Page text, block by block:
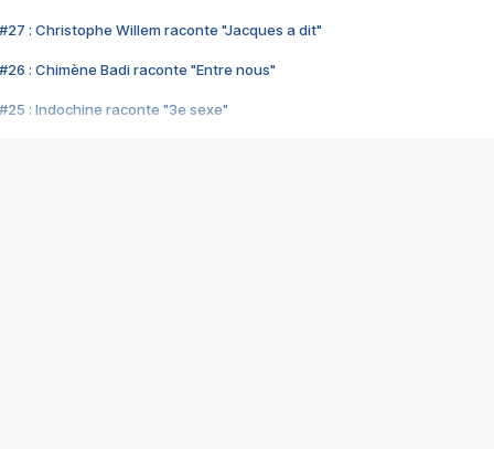
#27 : Christophe Willem raconte "Jacques a dit"
#26 : Chimène Badi raconte "Entre nous"
#25 : Indochine raconte "3e sexe"